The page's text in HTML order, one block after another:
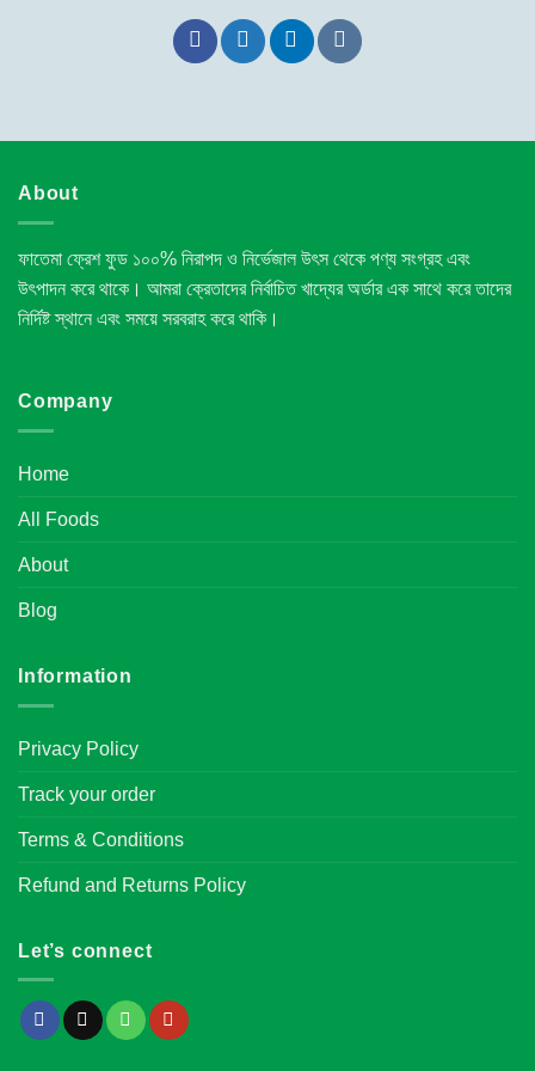
About
ফাতেমা ফ্রেশ ফুড ১০০% নিরাপদ ও নির্ভেজাল উৎস থেকে পণ্য সংগ্রহ এবং
উৎপাদন করে থাকে। আমরা ক্রেতাদের নির্বাচিত খাদ্যের অর্ডার এক সাথে করে তাদের
নির্দিষ্ট স্থানে এবং সময়ে সরবরাহ করে থাকি।
Company
Home
All Foods
About
Blog
Information
Privacy Policy
Track your order
Terms & Conditions
Refund and Returns Policy
Let’s connect